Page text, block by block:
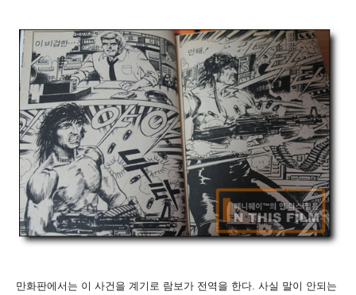
만화판에서는 이 사건을 계기로 람보가 전역을 한다. 사실 말이 안되는